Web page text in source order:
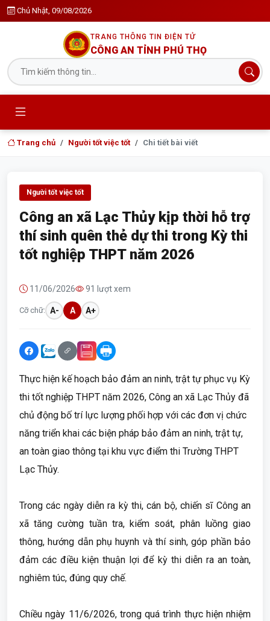
Chủ Nhật, 09/08/2026
TRANG THÔNG TIN ĐIỆN TỬ
CÔNG AN TỈNH PHÚ THỌ
Trang chủ Người tốt việc tốt Chi tiết bài viết
Người tốt việc tốt
Công an xã Lạc Thủy kịp thời hỗ trợ
thí sinh quên thẻ dự thi trong Kỳ thi
tốt nghiệp THPT năm 2026
11/06/2026 91 lượt xem
Cỡ chữ: A- A A+
Thực hiện kế hoạch bảo đảm an ninh, trật tự phục vụ Kỳ
thi tốt nghiệp THPT năm 2026, Công an xã Lạc Thủy đã
chủ động bố trí lực lượng phối hợp với các đơn vị chức
năng triển khai các biện pháp bảo đảm an ninh, trật tự,
an toàn giao thông tại khu vực điểm thi Trường THPT
Lạc Thủy.
Trong các ngày diễn ra kỳ thi, cán bộ, chiến sĩ Công an
xã tăng cường tuần tra, kiểm soát, phân luồng giao
thông, hướng dẫn phụ huynh và thí sinh, góp phần bảo
đảm các điều kiện thuận lợi để kỳ thi diễn ra an toàn,
nghiêm túc, đúng quy chế.
Chiều ngày 11/6/2026, trong quá trình thực hiện nhiệm